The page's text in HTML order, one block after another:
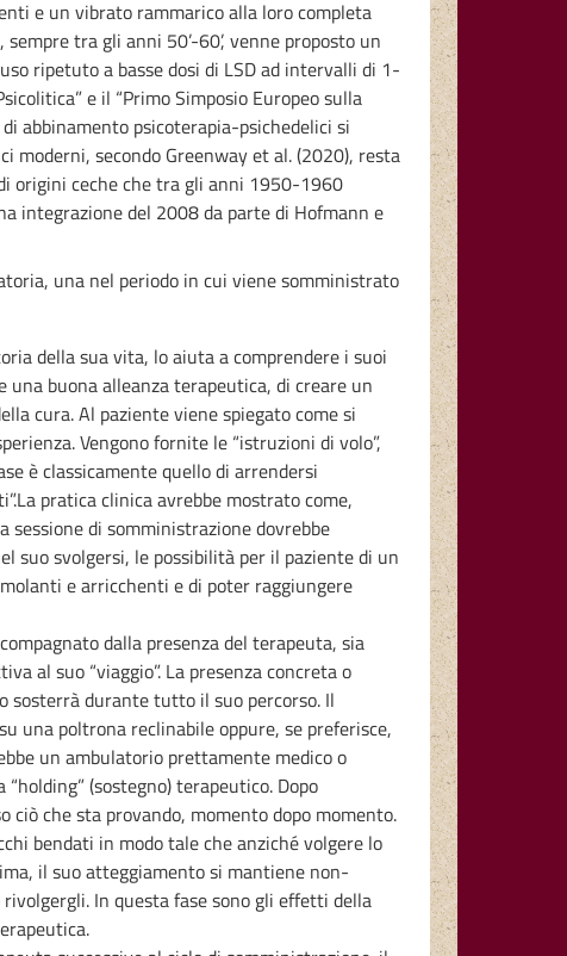
e un vibrato rammarico alla loro completa
tra gli anni 50’-60’, venne proposto un
ripetuto a basse dosi di LSD ad intervalli di 1-
e il “Primo Simposio Europeo sulla
abbinamento psicoterapia-psichedelici si
secondo Greenway et al. (2020), resta
origini ceche che tra gli anni 1950-1960
integrazione del 2008 da parte di Hofmann e
una nel periodo in cui viene somministrato
della sua vita, lo aiuta a comprendere i suoi
buona alleanza terapeutica, di creare un
cura. Al paziente viene spiegato come si
Vengono fornite le “istruzioni di volo”,
è classicamente quello di arrendersi
pratica clinica avrebbe mostrato come,
di somministrazione dovrebbe
suo svolgersi, le possibilità per il paziente di un
e arricchenti e di poter raggiungere
dalla presenza del terapeuta, sia
al suo “viaggio”. La presenza concreta o
sosterrà durante tutto il suo percorso. Il
una poltrona reclinabile oppure, se preferisce,
un ambulatorio prettamente medico o
(sostegno) terapeutico. Dopo
ciò che sta provando, momento dopo momento.
bendati in modo tale che anziché volgere lo
il suo atteggiamento si mantiene non-
In questa fase sono gli effetti della